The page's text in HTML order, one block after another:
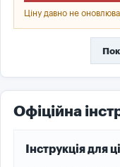
Ціну давно не
Офіційна
Інструкція для